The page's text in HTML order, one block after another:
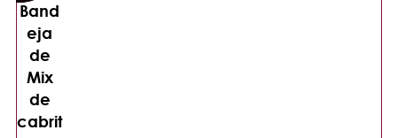
Band
eja
de
Mix
de
cabrit